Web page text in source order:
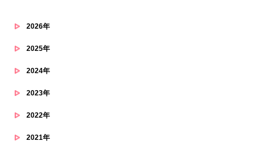
2026年
2025年
2024年
2023年
2022年
2021年